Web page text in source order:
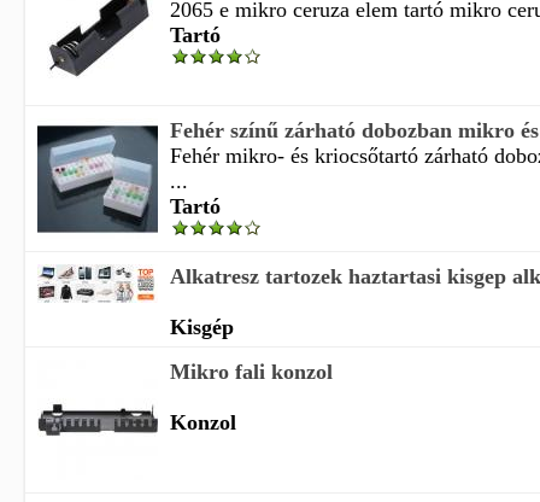
2065 e mikro ceruza elem tartó mikro
Tartó
Fehér színű zárható dobozban mikro
Fehér mikro- és kriocsőtartó zárható
...
Tartó
Alkatresz tartozek haztartasi kisgep
Kisgép
Mikro fali konzol
Konzol